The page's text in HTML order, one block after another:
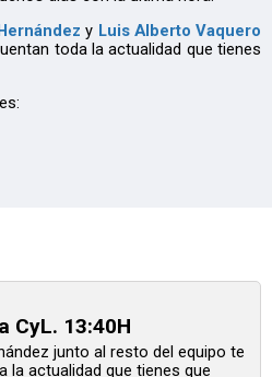
y Luis Alberto Vaquero
toda la actualidad que tienes
CyL. 13:40H
junto al resto del equipo te
la actualidad que tienes que